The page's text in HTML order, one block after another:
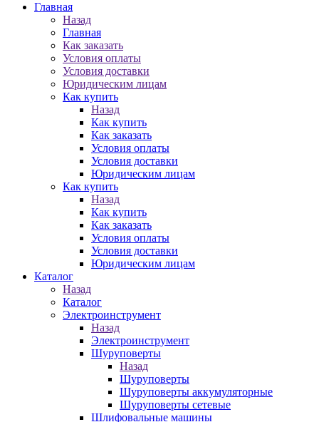
Главная
Назад
Главная
Как заказать
Условия оплаты
Условия доставки
Юридическим лицам
Как купить
Назад
Как купить
Как заказать
Условия оплаты
Условия доставки
Юридическим лицам
Как купить
Назад
Как купить
Как заказать
Условия оплаты
Условия доставки
Юридическим лицам
Каталог
Назад
Каталог
Электроинструмент
Назад
Электроинструмент
Шуруповерты
Назад
Шуруповерты
Шуруповерты аккумуляторные
Шуруповерты сетевые
Шлифовальные машины